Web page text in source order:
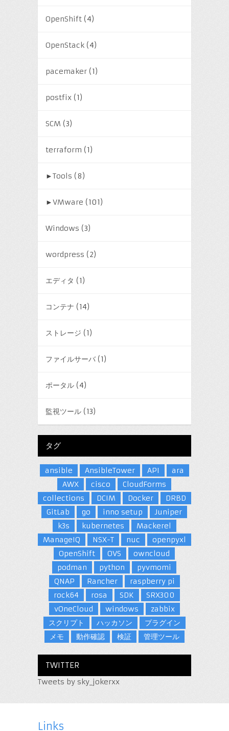
OpenShift(4)
OpenStack(4)
pacemaker(1)
postfix(1)
SCM (3)
terraform (1)
►Tools (8)
►VMware (101)
Windows (3)
wordpress (2)
エディタ (1)
コンテナ (14)
ストレージ (1)
ファイルサーバ(1)
ポータル(4)
監視ツール(13)
タグ
ansible AnsibleTower API
ara
AWX
cisco
CloudForms
collections
DCIM Docker
DRBD
GitLab
go inno setup
Juniper
k3s
kubernetes
Mackerel
ManageIQ
NSX-T nuc
openpyxl
OpenShift
OVS
owncloud
podman
python
pyvmomi
QNAP
Rancher
raspberry pi
rock64
rosa SDK
SRX300
vOneCloud
windows
zabbix
スクリプト
ハッカソン
プラグイン
メモ
動作確認 検証 管理ツール
TWITTER
Tweets by sky_jokerxx
Links